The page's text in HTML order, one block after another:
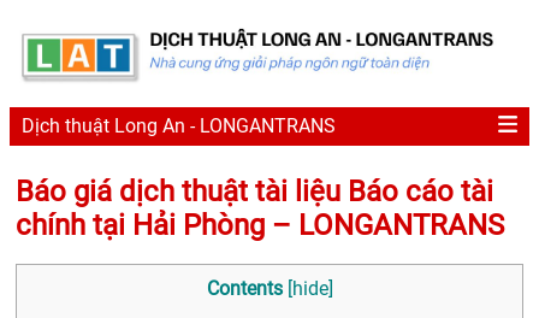
Dịch thuật Long An - LONGANTRANS
Báo giá dịch thuật tài liệu Báo cáo tài
chính tại Hải Phòng – LONGANTRANS
Contents [hide]